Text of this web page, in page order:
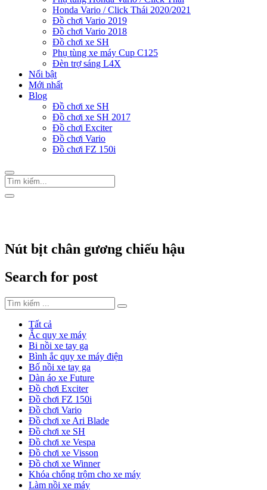
Honda Vario / Click Thái 2020/2021
Đồ chơi Vario 2019
Đồ chơi Vario 2018
Đồ chơi xe SH
Phụ tùng xe máy Cup C125
Đèn trợ sáng L4X
Nổi bật
Mới nhất
Blog
Đồ chơi xe SH
Đồ chơi xe SH 2017
Đồ chơi Exciter
Đồ chơi Vario
Đồ chơi FZ 150i
Nút bịt chân gương chiếu hậu
Search for post
Tất cả
Ắc quy xe máy
Bi nồi xe tay ga
Bình ắc quy xe máy điện
Bố nồi xe tay ga
Dàn áo xe Future
Đồ chơi Exciter
Đồ chơi FZ 150i
Đồ chơi Vario
Đồ chơi xe Ari Blade
Đồ chơi xe SH
Đồ chơi xe Vespa
Đồ chơi xe Visson
Đồ chơi xe Winner
Khóa chống trộm cho xe máy
Làm nồi xe máy